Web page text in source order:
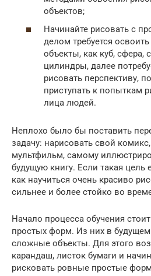
объектов;
Начинайте рисовать с
делом требуется
объекты, как куб, сфера,
цилиндры, далее
рисовать перспективу,
приступать к попыткам
лица людей.
Неплохо было бы поставить
задачу: нарисовать свой
мультфильм, самому
будущую книгу. Если такая цель
как научиться очень красиво
сильнее и более стойко во
Начало процесса обучения
простых форм. Из них в
сложные объекты. Для этого
карандаш, листок бумаги и
рисковать ровные простые